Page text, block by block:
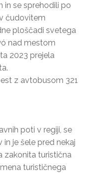
in se sprehodili po
čudovitem
ploščadi svetega
nad mestom
2023 prejela
z avtobusom 321
poti v regiji, se
je šele pred nekaj
zakonita turistična
turističnega